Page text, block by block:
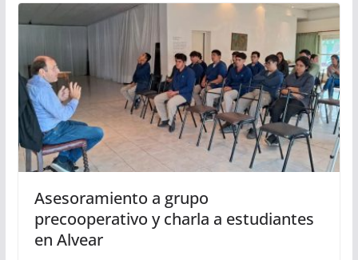
Asesoramiento a grupo
precooperativo y charla a estudiantes
en Alvear